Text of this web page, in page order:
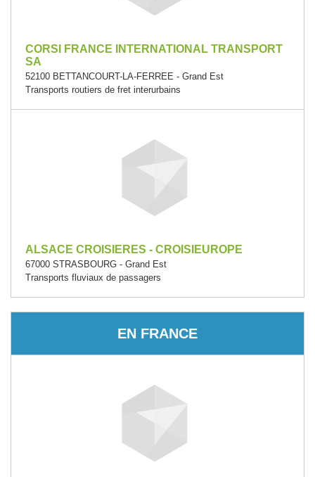
CORSI FRANCE INTERNATIONAL TRANSPORT
SA
52100 BETTANCOURT-LA-FERREE - Grand Est
Transports routiers de fret interurbains
ALSACE CROISIERES - CROISIEUROPE
67000 STRASBOURG - Grand Est
Transports fluviaux de passagers
EN FRANCE